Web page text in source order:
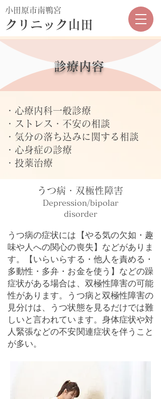
小田原市南鴨宮
クリニック山田
診療内容
・心療内科一般診療
・ストレス・不安の相談
・気分の落ち込みに関する相談
・心身症の診療
・投薬治療
うつ病・双極性障害
Depression/bipolar
disorder
うつ病の症状には【やる気の欠如・趣
味や人への関心の喪失】などがありま
す。【いらいらする・他人を責める・
多動性・多弁・お金を使う】などの躁
症状がある場合は、双極性障害の可能
性があります。うつ病と双極性障害の
見分けは、うつ状態を見るだけでは難
しいと言われています。身体症状や対
人緊張などの不安関連症状を伴うこと
が多い。